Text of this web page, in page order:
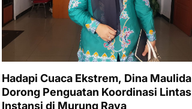
Hadapi Cuaca Ekstrem, Dina Maulida
Dorong Penguatan Koordinasi Lintas
Instansi di Murung Raya